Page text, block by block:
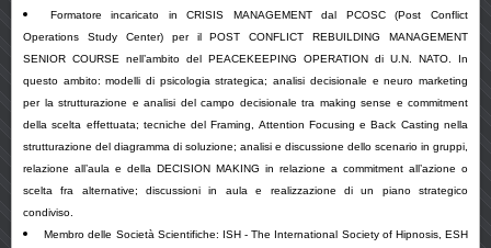
Formatore incaricato in CRISIS MANAGEMENT dal PCOSC (Post Conflict
Operations Study Center) per il POST CONFLICT REBUILDING MANAGEMENT
SENIOR COURSE nell’ambito del PEACEKEEPING OPERATION di U.N. NATO. In
questo ambito: modelli di psicologia strategica; analisi decisionale e neuro marketing
per la strutturazione e analisi del campo decisionale tra making sense e commitment
della scelta effettuata; tecniche del Framing, Attention Focusing e Back Casting nella
strutturazione del diagramma di soluzione; analisi e discussione dello scenario in gruppi,
relazione all’aula e della DECISION MAKING in relazione a commitment all’azione o
scelta fra alternative; discussioni in aula e realizzazione di un piano strategico
condiviso.
Membro delle Società Scientifiche: ISH - The International Society of Hipnosis, ESH